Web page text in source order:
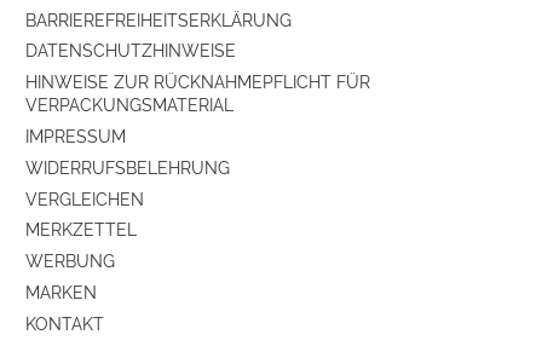
BARRIEREFREIHEITSERKLÄRUNG
DATENSCHUTZHINWEISE
HINWEISE ZUR RÜCKNAHMEPFLICHT FÜR
VERPACKUNGSMATERIAL
IMPRESSUM
WIDERRUFSBELEHRUNG
VERGLEICHEN
MERKZETTEL
WERBUNG
MARKEN
KONTAKT